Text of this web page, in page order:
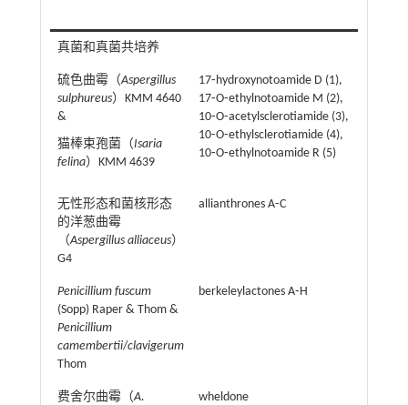
真菌和真菌共培养
硫色曲霉（Aspergillus
sulphureus）KMM 4640
&
猫棒束孢菌（Isaria
felina）KMM 4639
17⁃hydroxynotoamide D (1),
17⁃O⁃ethylnotoamide M (2),
10⁃O⁃acetylsclerotiamide (3),
10⁃O⁃ethylsclerotiamide (4),
10⁃O⁃ethylnotoamide R (5)
无性形态和菌核形态
的洋葱曲霉
（Aspergillus alliaceus）
G4
allianthrones A⁃C
Penicillium fuscum
(Sopp) Raper & Thom &
Penicillium
camembertii/clavigerum
Thom
berkeleylactones A⁃H
费舍尔曲霉（A.
wheldone